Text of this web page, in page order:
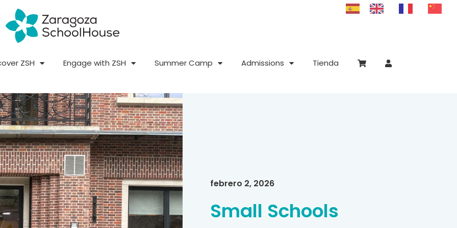
ZSH Engage with ZSH Summer Camp Admissions Tienda
febrero 2, 2026
Small Schools